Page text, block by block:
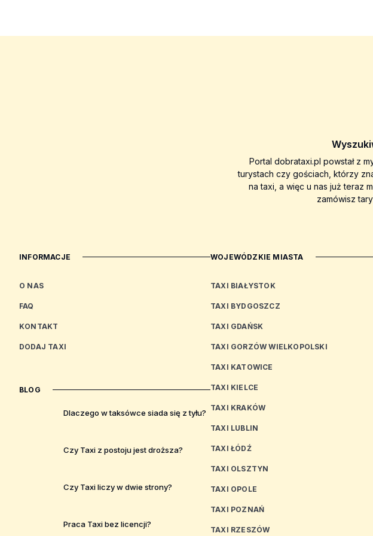
Portal dobrataxi.pl powstał z
turystach czy gościach, którzy
na taxi, a więc u nas już teraz
zamówisz
INFORMACJE
O NAS
FAQ
KONTAKT
DODAJ TAXI
BLOG
Dlaczego w taksówce siada się z tyłu?
Czy Taxi z postoju jest droższa?
Czy Taxi liczy w dwie strony?
Praca Taxi bez licencji?
WOJEWÓDZKIE MIASTA
TAXI BIAŁYSTOK
TAXI BYDGOSZCZ
TAXI GDAŃSK
TAXI GORZÓW WIELKOPOLSKI
TAXI KATOWICE
TAXI KIELCE
TAXI KRAKÓW
TAXI LUBLIN
TAXI ŁÓDŹ
TAXI OLSZTYN
TAXI OPOLE
TAXI POZNAŃ
TAXI RZESZÓW